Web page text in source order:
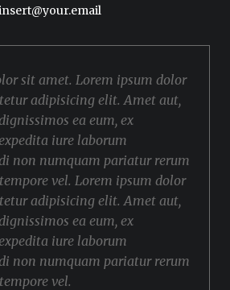
sit amet. Lorem ipsum dolor
adipisicing elit. Amet aut,
ea eum, ex
iure laborum
non numquam pariatur rerum
vel. Lorem ipsum dolor
adipisicing elit. Amet aut,
ea eum, ex
iure laborum
non numquam pariatur rerum
vel.